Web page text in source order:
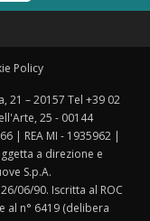
Policy
21 – 20157 Tel +39 02
25 - 00144
| REA MI - 1935962 |
a direzione e
S.p.A.
06/90. Iscritta al ROC
al n° 6419 (delibera